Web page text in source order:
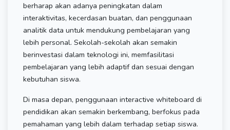
berharap akan adanya peningkatan dalam
interaktivitas, kecerdasan buatan, dan penggunaan
analitik data untuk mendukung pembelajaran yang
lebih personal. Sekolah-sekolah akan semakin
berinvestasi dalam teknologi ini, memfasilitasi
pembelajaran yang lebih adaptif dan sesuai dengan
kebutuhan siswa.
Di masa depan, penggunaan interactive whiteboard di
pendidikan akan semakin berkembang, berfokus pada
pemahaman yang lebih dalam terhadap setiap siswa.